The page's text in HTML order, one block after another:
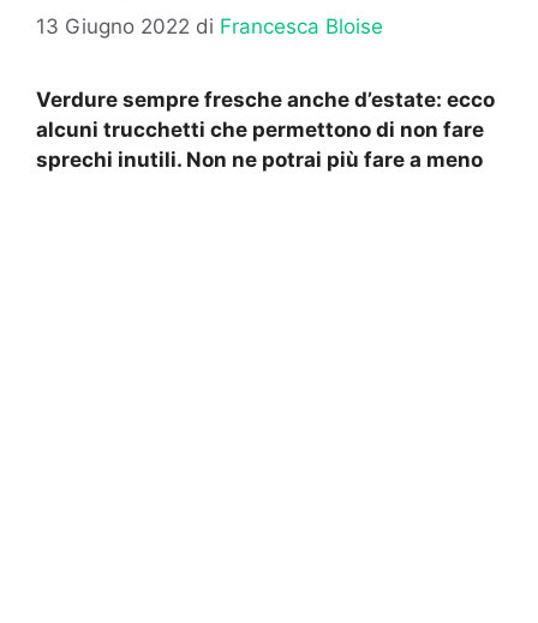
13 Giugno 2022 di Francesca Bloise
Verdure sempre fresche anche d’estate: ecco
alcuni trucchetti che permettono di non fare
sprechi inutili. Non ne potrai più fare a meno